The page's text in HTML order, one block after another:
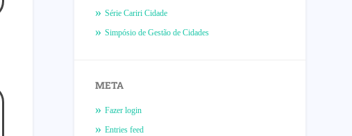
Série Cariri Cidade
Simpósio de Gestão de Cidades
META
Fazer login
Entries feed